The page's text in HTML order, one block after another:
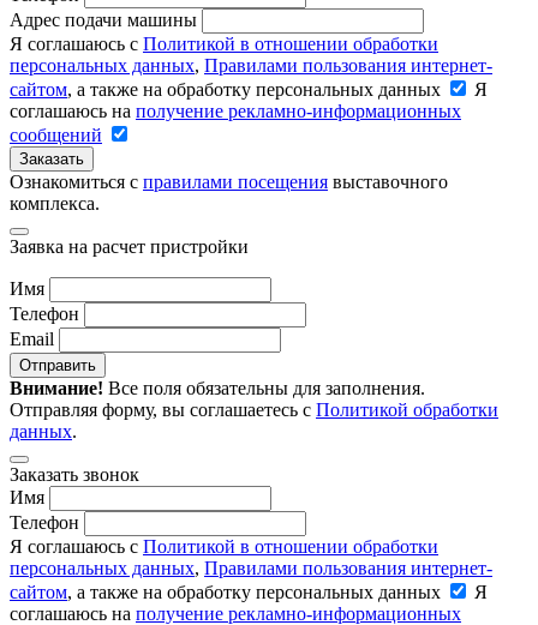
Адрес подачи машины
Я соглашаюсь с Политикой в отношении обработки
персональных данных, Правилами пользования интернет-
сайтом, а также на обработку персональных данных
Я
соглашаюсь на получение рекламно-информационных
сообщений
Заказать
Ознакомиться с правилами посещения выставочного
комплекса.
Заявка на расчет пристройки
Имя
Телефон
Email
Отправить
Внимание! Все поля обязательны для заполнения.
Отправляя форму, вы соглашаетесь с Политикой обработки
данных.
Заказать звонок
Имя
Телефон
Я соглашаюсь с Политикой в отношении обработки
персональных данных, Правилами пользования интернет-
сайтом, а также на обработку персональных данных
Я
соглашаюсь на получение рекламно-информационных